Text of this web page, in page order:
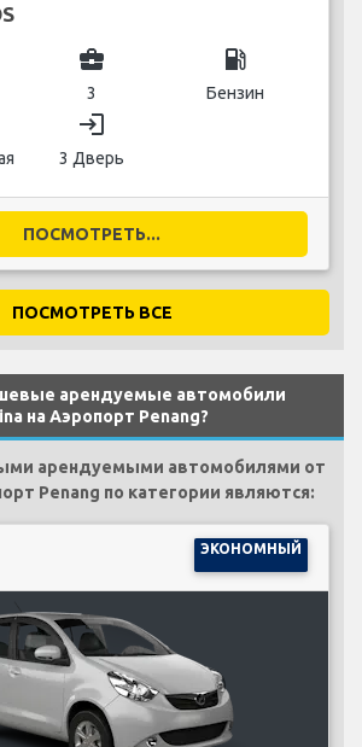
business_center
3
local_gas_station
Бензин
login
3 Дверь
ПОСМОТРЕТЬ...
ПОСМОТРЕТЬ ВСЕ
арендуемые автомобили
на Аэропорт Penang?
арендуемыми автомобилями от
Penang по категории являются:
ЭКОНОМНЫЙ